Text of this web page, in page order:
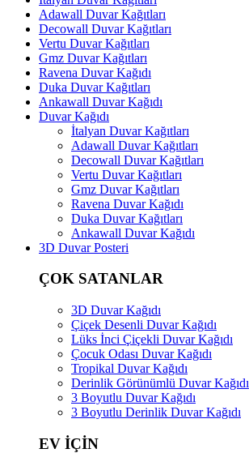
Adawall Duvar Kağıtları
Decowall Duvar Kağıtları
Vertu Duvar Kağıtları
Gmz Duvar Kağıtları
Ravena Duvar Kağıdı
Duka Duvar Kağıtları
Ankawall Duvar Kağıdı
Duvar Kağıdı
İtalyan Duvar Kağıtları
Adawall Duvar Kağıtları
Decowall Duvar Kağıtları
Vertu Duvar Kağıtları
Gmz Duvar Kağıtları
Ravena Duvar Kağıdı
Duka Duvar Kağıtları
Ankawall Duvar Kağıdı
3D Duvar Posteri
ÇOK SATANLAR
3D Duvar Kağıdı
Çiçek Desenli Duvar Kağıdı
Lüks İnci Çiçekli Duvar Kağıdı
Çocuk Odası Duvar Kağıdı
Tropikal Duvar Kağıdı
Derinlik Görünümlü Duvar Kağıdı
3 Boyutlu Duvar Kağıdı
3 Boyutlu Derinlik Duvar Kağıdı
EV İÇİN